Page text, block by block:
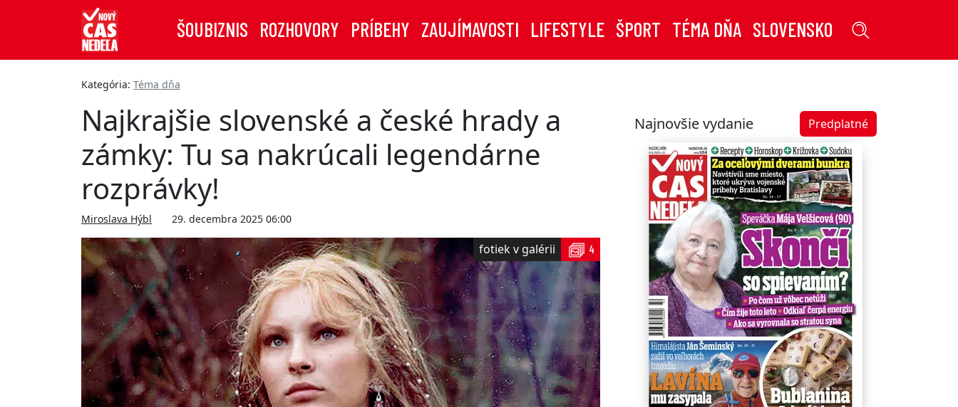
ŠOUBIZNIS ROZHOVORY PRÍBEHY ZAUJÍMAVOSTI LIFESTYLE ŠPORT TÉMA DŇA SLOVENSKO
Kategória: Téma dňa
Najkrajšie slovenské a české hrady a
zámky: Tu sa nakrúcali legendárne
rozprávky!
Miroslava Hýbl 29. decembra 2025 06:00
fotiek v galérii 4
Najnovšie vydanie Predplatné